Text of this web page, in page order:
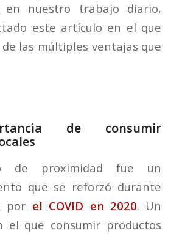
en nuestro trabajo diario,
este artículo en el que
las múltiples ventajas que
de consumir
de proximidad fue un
que se reforzó durante
por el COVID en 2020. Un
el que consumir productos